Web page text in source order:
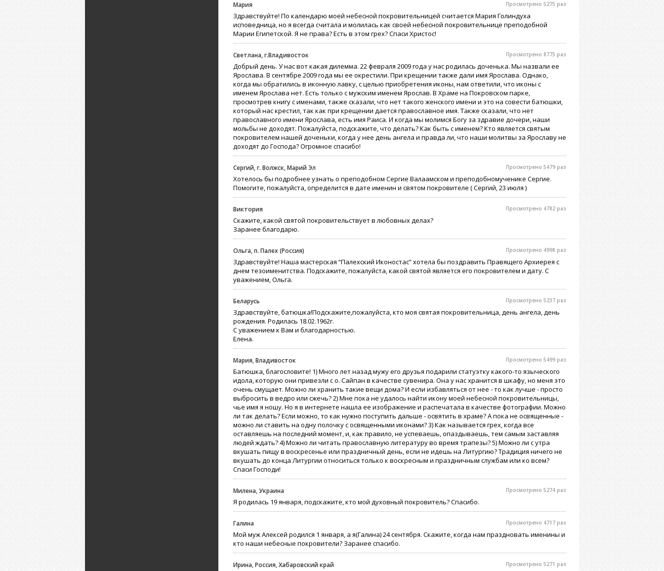
Мария Просмотрено 5275 раз
Здравствуйте! По календарю моей небесной покровительницей считается Мария Голиндуха
исповедница, но я всегда считала и молилась как своей небесной покровительнице преподобной
Марии Египетской. Я не права? Есть в этом грех? Спаси Христос!
Светлана, г.Владивосток Просмотрено 8775 раз
Добрый день. У нас вот какая дилемма. 22 февраля 2009 года у нас родилась доченька. Мы назвали ее
Ярослава. В сентябре 2009 года мы ее окрестили. При крещении также дали имя Ярослава. Однако,
когда мы обратились в иконную лавку, с целью приобретения иконы, нам ответили, что иконы с
именем Ярослава нет. Есть только с мужским именем Ярослав. В Храме на Покровском парке,
просмотрев книгу с именами, также сказали, что нет такого женского имени и это на совести батюшки,
который нас крестил, так как при крещении дается православное имя. Также сказали, что нет
православного имени Ярослава, есть имя Раиса. И когда мы молимся Богу за здравие дочери, наши
мольбы не доходят. Пожалуйста, подскажите, что делать? Как быть с именем? Кто является святым
покровителем нашей доченьки, когда у нее день ангела и правда ли, что наши молитвы за Ярославу не
доходят до Господа? Огромное спасибо!
Сергий, г. Волжск, Марий Эл Просмотрено 5479 раз
Хотелось бы подробнее узнать о преподобном Сергие Валаамском и преподобномученике Сергие.
Помогите, пожалуйста, определится в дате именин и святом покровителе ( Сергий, 23 июля )
Виктория Просмотрено 4782 раз
Скажите, какой святой покровительствует в любовных делах?
Заранее благодарю.
Ольга, п. Палех (Россия) Просмотрено 4998 раз
Здравствуйте! Наша мастерская “Палехский Иконостас” хотела бы поздравить Правящего Архиерея с
днем тезоименитства. Подскажите, пожалуйста, какой святой является его покровителем и дату. С
уважением, Ольга.
Беларусь Просмотрено 5237 раз
Здравствуйте, батюшка!Подскажите,пожалуйста, кто моя святая покровительница, день ангела, день
рождения. Родилась 18.02.1962г.
С уважением к Вам и благодарностью.
Елена.
Мария, Владивосток Просмотрено 5499 раз
Батюшка, благословите! 1) Много лет назад мужу его друзья подарили статуэтку какого-то языческого
идола, которую они привезли с о. Сайпан в качестве сувенира. Она у нас хранится в шкафу, но меня это
очень смущает. Можно ли хранить такие вещи дома? И если избавляться от нее - то как лучше - просто
выбросить в ведро или сжечь? 2) Мне пока не удалось найти икону моей небесной покровительницы,
чье имя я ношу. Но я в интернете нашла ее изображение и распечатала в качестве фотографии. Можно
ли так делать? Если можно, то как нужно поступить дальше - освятить в храме? А пока не освященные -
можно ли ставить на одну полочку с освященными иконами? 3) Как называется грех, когда все
оставляешь на последний момент, и, как правило, не успеваешь, опаздываешь, тем самым заставляя
людей ждать? 4) Можно ли читать православную литературу во время трапезы? 5) Можно ли с утра
вкушать пищу в воскресенье или праздничный день, если не идешь на Литургию? Традиция ничего не
вкушать до конца Литургии относиться только к воскресным и праздничным службам или ко всем?
Спаси Господи!
Милена, Украина Просмотрено 5274 раз
Я родилась 19 января, подскажите, кто мой духовный покровитель? Спасибо.
Галина Просмотрено 4717 раз
Мой муж Алексей родился 1 января, а я(Галина) 24 сентября. Скажите, когда нам праздновать именины и
кто наши небесные покровители? Заранее спасибо.
Ирина, Россия, Хабаровский край Просмотрено 5271 раз